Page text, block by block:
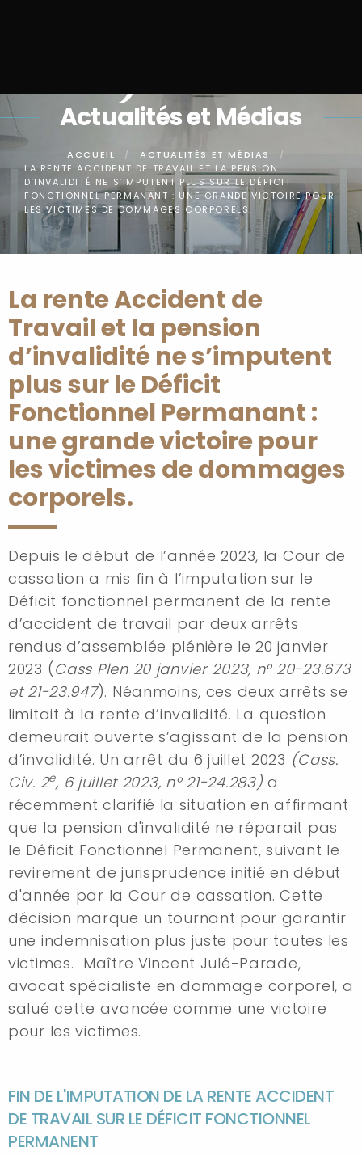
Actualités et Médias
ACCUEIL
ACTUALITÉS ET MÉDIAS
LA RENTE ACCIDENT DE TRAVAIL ET LA PENSION
D’INVALIDITÉ NE S’IMPUTENT PLUS SUR LE DÉFICIT
FONCTIONNEL PERMANANT : UNE GRANDE VICTOIRE POUR
LES VICTIMES DE DOMMAGES CORPORELS.
La rente Accident de
Travail et la pension
d’invalidité ne s’imputent
plus sur le Déficit
Fonctionnel Permanant :
une grande victoire pour
les victimes de dommages
corporels.
Depuis le début de l’année 2023, la Cour de
cassation a mis fin à l’imputation sur le
Déficit fonctionnel permanent de la rente
d’accident de travail par deux arrêts
rendus d’assemblée plénière le 20 janvier
2023 (Cass Plen 20 janvier 2023, n° 20-23.673
et 21-23.947). Néanmoins, ces deux arrêts se
limitait à la rente d’invalidité. La question
demeurait ouverte s’agissant de la pension
d’invalidité. Un arrêt du 6 juillet 2023 (Cass.
Civ. 2e, 6 juillet 2023, n°21-24.283)a
récemment clarifié la situation en affirmant
que la pension d'invalidité ne réparait pas
le Déficit Fonctionnel Permanent, suivant le
revirement de jurisprudence initié en début
d'année par la Cour de cassation. Cette
décision marque un tournant pour garantir
une indemnisation plus juste pour toutes les
victimes. Maître Vincent Julé-Parade,
avocat spécialiste en dommage corporel, a
salué cette avancée comme une victoire
pour les victimes.
FIN DE L'IMPUTATION DE LA RENTE ACCIDENT
DE TRAVAIL SUR LE DÉFICIT FONCTIONNEL
PERMANENT